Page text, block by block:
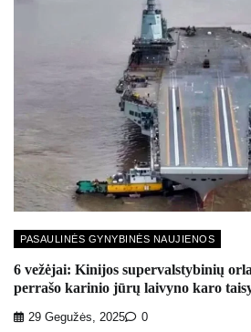
PASAULINĖS GYNYBINĖS NAUJIENOS
6 vežėjai: Kinijos supervalstybinių
perrašo karinio jūrų laivyno karo
29 Gegužės, 2025 0